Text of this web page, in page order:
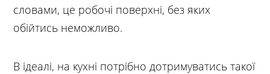
словами, це робочі поверхні, без яких
обійтись неможливо.
В ідеалі, на кухні потрібно дотримуватись такої